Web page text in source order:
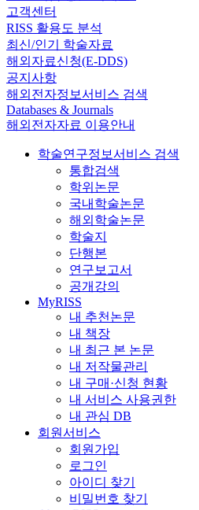
고객센터
RISS 활용도 분석
최신/인기 학술자료
해외자료신청(E-DDS)
공지사항
해외전자정보서비스 검색
Databases & Journals
해외전자자료 이용안내
학술연구정보서비스 검색
통합검색
학위논문
국내학술논문
해외학술논문
학술지
단행본
연구보고서
공개강의
MyRISS
내 추천논문
내 책장
내 최근 본 논문
내 저작물관리
내 구매·신청 현황
내 서비스 사용권한
내 관심 DB
회원서비스
회원가입
로그인
아이디 찾기
비밀번호 찾기